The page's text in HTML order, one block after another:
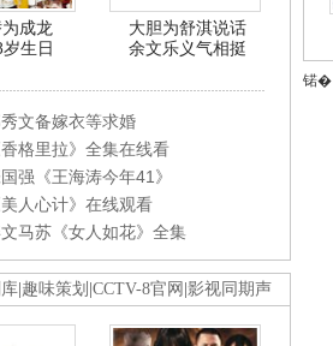
成龙
生日
大胆为舒淇说话
余文乐义气相挺
秀文备嫁衣等求婚
香格里拉》全集在线看
国强《王海涛今年41》
美人心计》在线观看
文马苏《女人如花》全集
趣味策划 CCTV-8官网 影视同期声
锘�